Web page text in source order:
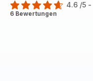
ratings.4.6
4.6 /5 -
6 Bewertungen